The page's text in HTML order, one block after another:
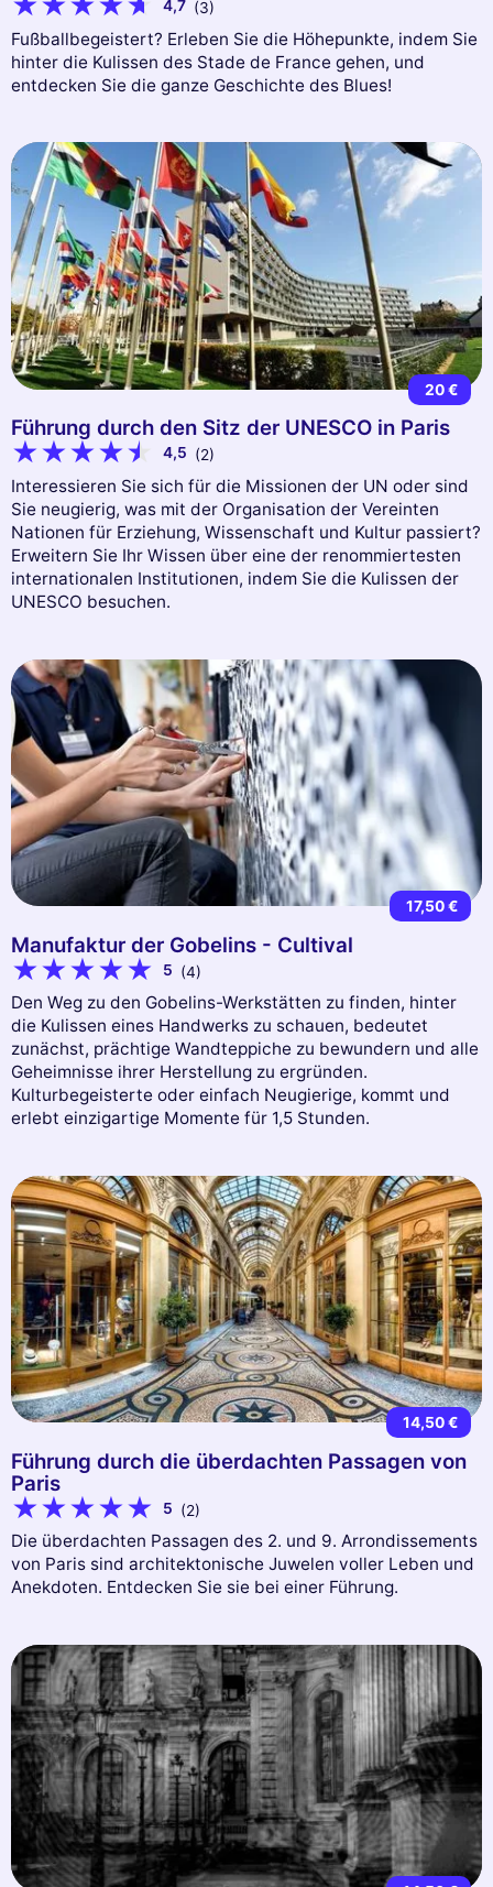
4,7 (3)
Fußballbegeistert? Erleben Sie die Höhepunkte, indem Sie
hinter die Kulissen des Stade de France gehen, und
entdecken Sie die ganze Geschichte des Blues!
20 €
Führung durch den Sitz der UNESCO in Paris
4,5 (2)
Interessieren Sie sich für die Missionen der UN oder sind
Sie neugierig, was mit der Organisation der Vereinten
Nationen für Erziehung, Wissenschaft und Kultur passiert?
Erweitern Sie Ihr Wissen über eine der renommiertesten
internationalen Institutionen, indem Sie die Kulissen der
UNESCO besuchen.
17,50 €
Manufaktur der Gobelins - Cultival
5 (4)
Den Weg zu den Gobelins-Werkstätten zu finden, hinter
die Kulissen eines Handwerks zu schauen, bedeutet
zunächst, prächtige Wandteppiche zu bewundern und alle
Geheimnisse ihrer Herstellung zu ergründen.
Kulturbegeisterte oder einfach Neugierige, kommt und
erlebt einzigartige Momente für 1,5 Stunden.
14,50 €
Führung durch die überdachten Passagen von
Paris
5 (2)
Die überdachten Passagen des 2. und 9. Arrondissements
von Paris sind architektonische Juwelen voller Leben und
Anekdoten. Entdecken Sie sie bei einer Führung.